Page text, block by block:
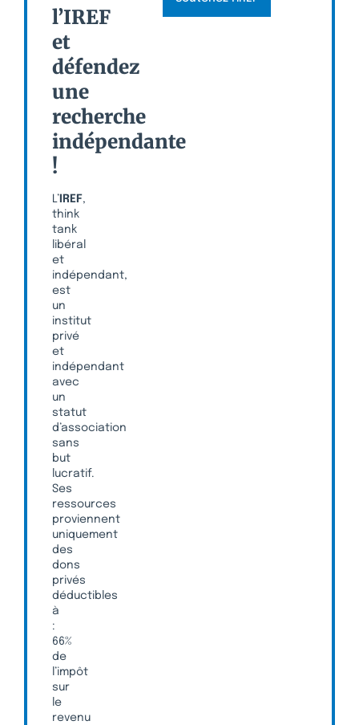
l’IREF
et
défendez
une
recherche
indépendante
!
L’ IREF,
think
tank
libéral
et
indépendant,
est
un
institut
privé
et
indépendant
avec
un
statut
d’association
sans
but
lucratif.
Ses
ressources
proviennent
uniquement
des
dons
privés
déductibles
à
:
66%
de
l’impôt
sur
le
revenu